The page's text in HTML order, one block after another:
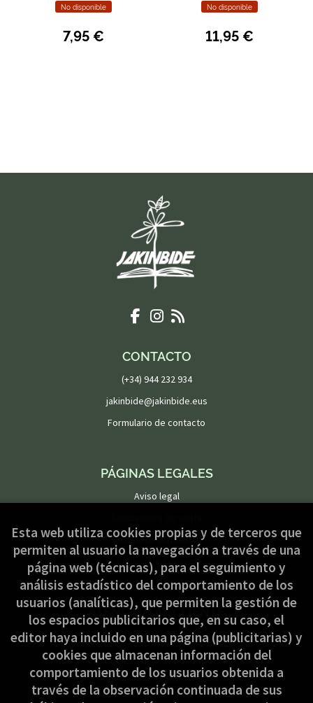
No disponible
7,95 €
No disponible
11,95 €
CONTACTO
(+34) 944 232 934
jakinbide@jakinbide.eus
Formulario de contacto
PÁGINAS LEGALES
Aviso legal
Política de privacidad
Política de Cookies
ATENCIÓN AL CLIENTE
Quiénes somos
Pedidos especiales
Formulario de desistimiento
Esta web utiliza cookies propias y de terceros que
permiten al usuario la navegación a través de una
página web (técnicas), para el seguimiento y
análisis estadístico del comportamiento de los
usuarios (analíticas), que permiten la gestión de
los espacios publicitarios que, en su caso, el
editor haya incluido en una página (publicitarias) y
cookies que almacenan información del
comportamiento de los usuarios obtenida a
través de la observación continuada de sus